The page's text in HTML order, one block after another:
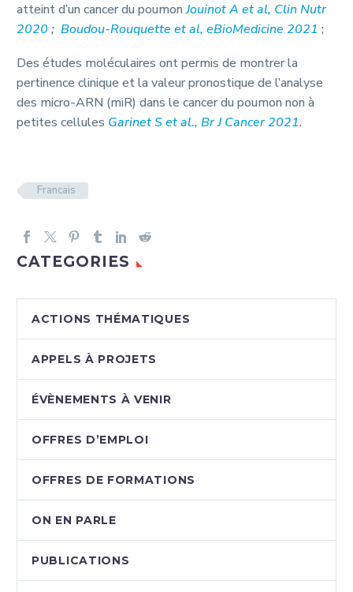
atteint d’un cancer du poumonJouinot A et al, Clin Nutr
2020; Boudou-Rouquette et al, eBioMedicine 2021 ;
Des études moléculaires ont permis de montrer la
pertinence clinique et la valeur pronostique de l’analyse
des micro-ARN (miR) dans le cancer du poumon non à
petites cellules Garinet S et al., Br J Cancer 2021.
Francais
CATEGORIES
ACTIONS THÉMATIQUES
APPELS À PROJETS
ÉVÈNEMENTS À VENIR
OFFRES D’EMPLOI
OFFRES DE FORMATIONS
ON EN PARLE
PUBLICATIONS